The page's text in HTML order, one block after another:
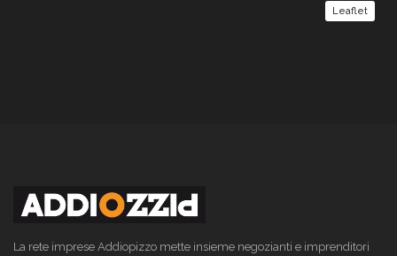
Leaflet
La rete imprese Addiopizzo mette insieme negozianti e imprenditori